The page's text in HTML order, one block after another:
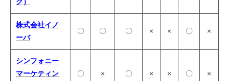
株式会社イノ
ーバ
〇 〇 〇 × × 〇 ×
シンフォニー
マーケティン
〇 × 〇 × × 〇 ×